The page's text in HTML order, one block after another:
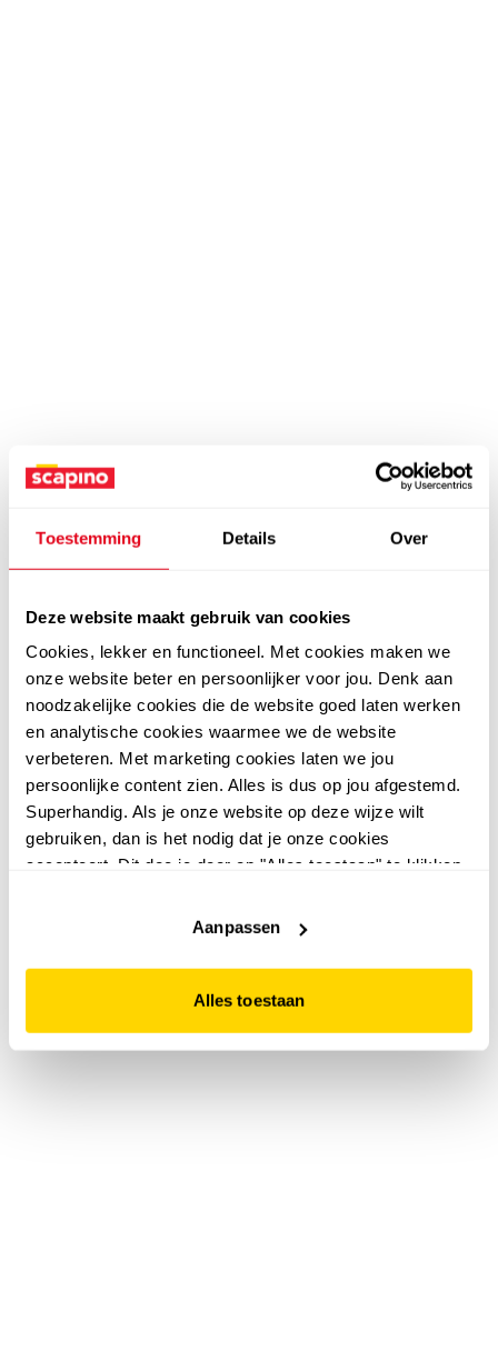
Toestemming Details Over
Deze website maakt gebruik van cookies
Cookies, lekker en functioneel. Met cookies maken we
onze website beter en persoonlijker voor jou. Denk aan
noodzakelijke cookies die de website goed laten werken
en analytische cookies waarmee we de website
verbeteren. Met marketing cookies laten we jou
persoonlijke content zien. Alles is dus op jou afgestemd.
Superhandig. Als je onze website op deze wijze wilt
gebruiken, dan is het nodig dat je onze cookies
accepteert. Dit doe je door op "Alles toestaan" te klikken.
website niet optimaal functioneert.
Aanpassen
Alles toestaan